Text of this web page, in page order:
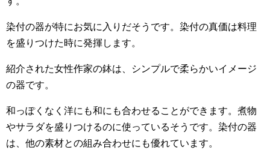
染付の器が特にお気に入りだそうです。染付の真価は料理
を盛りつけた時に発揮します。
紹介された女性作家の鉢は、シンプルで柔らかいイメージ
の器です。
和っぽくなく洋にも和にも合わせることができます。煮物
やサラダを盛りつけるのに使っているそうです。染付の器
は、他の素材との組み合わせにも優れています。